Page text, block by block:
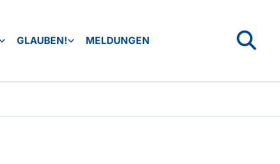
GLAUBEN! MELDUNGEN